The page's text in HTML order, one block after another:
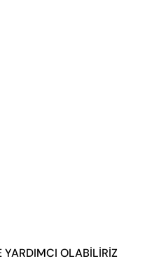
YARDIMCI OLABİLİRİZ